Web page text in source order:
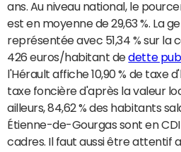
ans. Au niveau national, le
est en moyenne de 29,63 %. La
représentée avec 51,34 % sur la
426 euros/habitant dedette
l'Hérault affiche 10,90 % de taxe
taxe foncière d'après la valeur
ailleurs, 84,62 % des habitants
Étienne-de-Gourgas sont en CDI
cadres. Il faut aussi être attentif